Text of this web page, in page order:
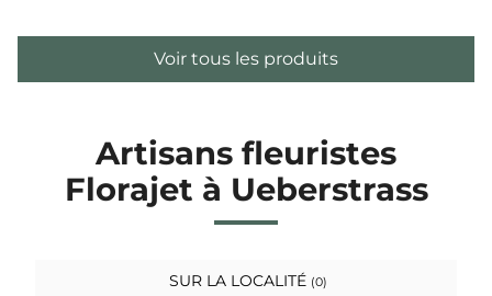
Voir tous les produits
Artisans fleuristes
Florajet à Ueberstrass
SUR LA LOCALITÉ (0)